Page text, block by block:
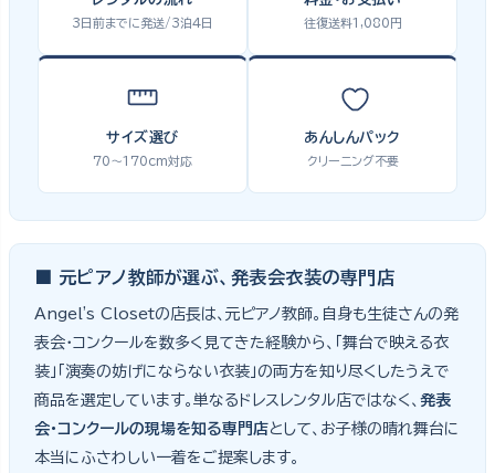
3日前までに発送/3泊4日 往復送料1,080円
サイズ選び
70〜170cm対応
あんしんパック
クリーニング不要
■ 元ピアノ教師が選ぶ、発表会衣装の専門店
Angel's Closetの店長は、元ピアノ教師。自身も生徒さんの発
表会・コンクールを数多く見てきた経験から、「舞台で映える衣
装」「演奏の妨げにならない衣装」の両方を知り尽くしたうえで
商品を選定しています。単なるドレスレンタル店ではなく、 発表
会・コンクールの現場を知る専門店として、お子様の晴れ舞台に
本当にふさわしい一着をご提案します。